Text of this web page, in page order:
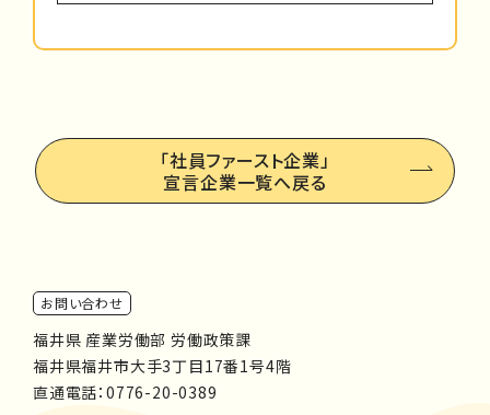
「社員ファースト企業」
宣言企業一覧へ戻る
お問い合わせ
福井県 産業労働部 労働政策課
福井県福井市大手3丁目17番1号4階
直通電話： 0776-20-0389